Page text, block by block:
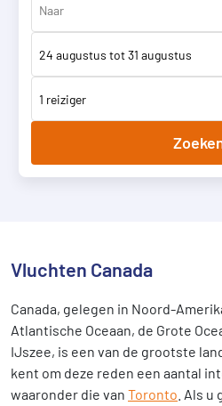
1 reiziger
Vluchten Canada
Canada, gelegen in Noord-
Atlantische Oceaan, de Grote
IJszee, is een van de grootste
kent om deze reden een aantal
waaronder die van Toronto . Als